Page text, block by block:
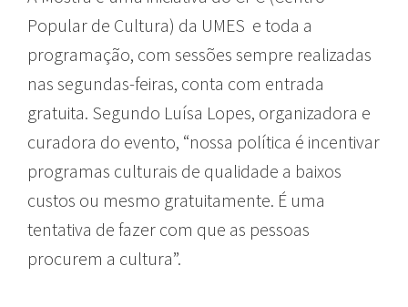
Popular de Cultura) da UMES e toda a
programação, com sessões sempre realizadas
nas segundas-feiras, conta com entrada
gratuita. Segundo Luísa Lopes, organizadora e
curadora do evento, “nossa política é incentivar
programas culturais de qualidade a baixos
custos ou mesmo gratuitamente. É uma
tentativa de fazer com que as pessoas
procurem a cultura”.